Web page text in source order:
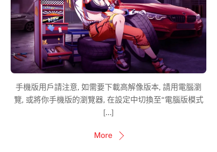
手機版用戶請注意, 如需要下載高解像版本, 請用電腦瀏
覽, 或將你手機版的瀏覽器, 在設定中切換至“電腦版模式
[…]
More